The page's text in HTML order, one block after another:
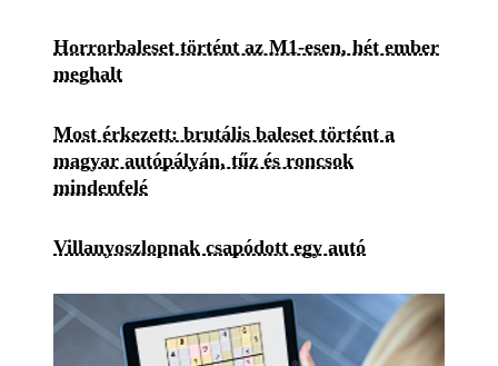
Horrorbaleset történt az M1-esen, hét ember
meghalt
Most érkezett: brutális baleset történt a
magyar autópályán, tűz és roncsok
mindenfelé
Villanyoszlopnak csapódott egy autó